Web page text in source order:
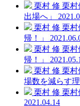
栗村 修 栗村
出場へ」
栗村 修 栗村
帰！」
栗村 修 栗村
帰！」
栗村 修 栗村
場数を減らす理
栗村 修 栗村
2021.04.14